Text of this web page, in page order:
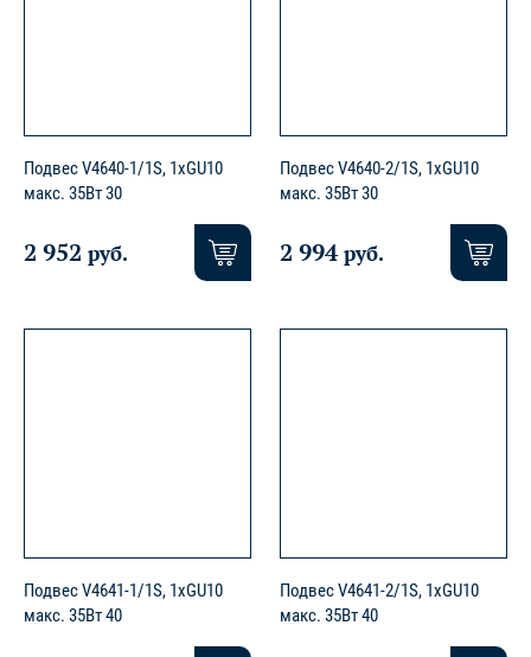
Подвес V4640-1/1S, 1хGU10
макс. 35Вт 30
2 952 руб.
Подвес V4640-2/1S, 1хGU10
макс. 35Вт 30
2 994руб.
Подвес V4641-1/1S, 1хGU10
макс. 35Вт 40
Подвес V4641-2/1S, 1хGU10
макс. 35Вт 40